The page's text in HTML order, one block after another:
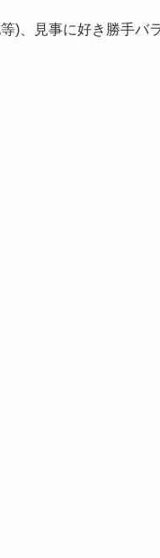
)、見事に好き勝手バ